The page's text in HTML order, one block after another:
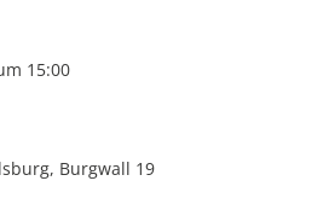
15:00
Burgwall 19